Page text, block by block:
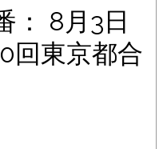
： 8月3日
回東京都合